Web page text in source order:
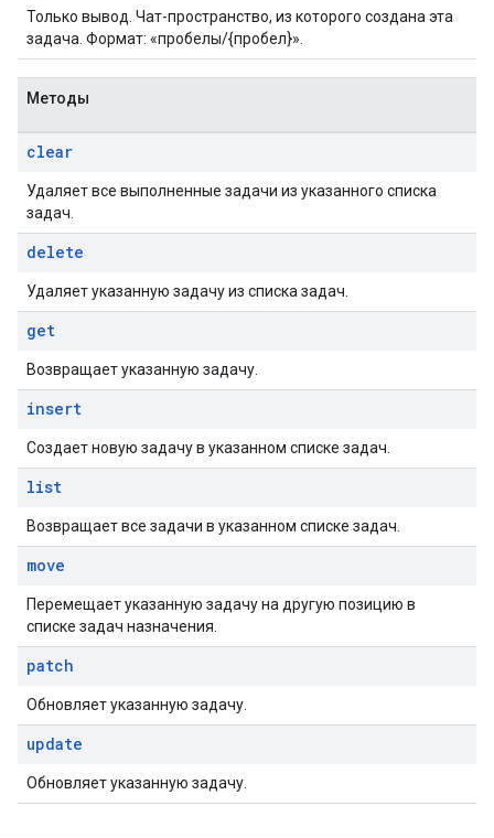
Только вывод. Чат-пространство, из которого создана эта
задача. Формат: «пробелы/{пробел}».
Методы
clear
Удаляет все выполненные задачи из указанного списка
задач.
delete
Удаляет указанную задачу из списка задач.
get
Возвращает указанную задачу.
insert
Создает новую задачу в указанном списке задач.
list
Возвращает все задачи в указанном списке задач.
move
Перемещает указанную задачу на другую позицию в
списке задач назначения.
patch
Обновляет указанную задачу.
update
Обновляет указанную задачу.